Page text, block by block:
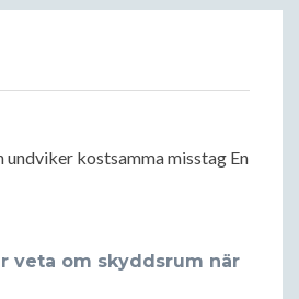
undviker kostsamma misstag En
veta om skyddsrum när